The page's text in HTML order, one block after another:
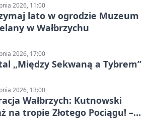
2026, 11:00
lato w ogrodzie Muzeum
w Wałbrzychu
2026, 17:00
„Między Sekwaną a Tybrem”
2026, 13:00
Wałbrzych: Kutnowski
na tropie Złotego Pociągu! –